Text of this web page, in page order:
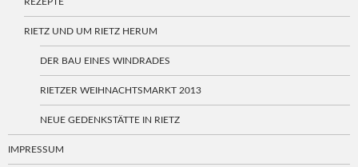
RIETZ UND UM RIETZ HERUM
DER BAU EINES WINDRADES
RIETZER WEIHNACHTSMARKT 2013
NEUE GEDENKSTÄTTE IN RIETZ
IMPRESSUM